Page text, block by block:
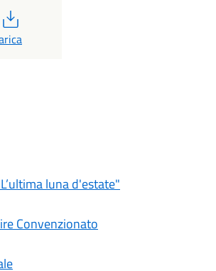
luna d'estate"
Convenzionato